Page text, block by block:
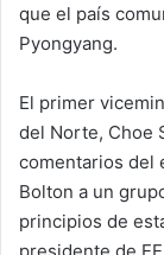
que el país
Pyongyang.
El primer
del Norte, Choe
comentarios del
Bolton a un
principios de